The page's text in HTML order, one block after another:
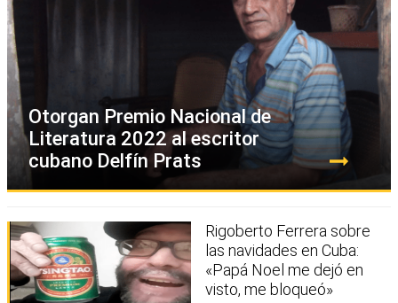
Otorgan Premio Nacional de
Literatura 2022 al escritor
cubano Delfín Prats
Rigoberto Ferrera sobre
las navidades en Cuba:
«Papá Noel me dejó en
visto, me bloqueó»